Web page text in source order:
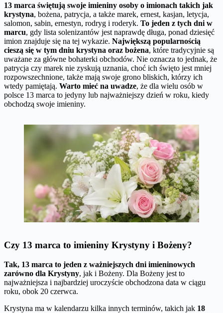
13 marca świętują swoje imieniny osoby o imionach takich jak
krystyna, bożena, patrycja, a także marek, ernest, kasjan, letycja,
salomon, sabin, ernestyn, rodryg i roderyk. To jeden z tych dni w
marcu, gdy lista solenizantów jest naprawdę długa, ponad dziesięć
imion znajduje się na tej wykazie. Największą popularnością
cieszą się w tym dniu krystyna oraz bożena, które tradycyjnie są
uważane za główne bohaterki obchodów. Nie oznacza to jednak, że
patrycja czy marek nie zyskują uznania, choć ich święto jest mniej
rozpowszechnione, także mają swoje grono bliskich, którzy ich
wtedy pamiętają. Warto mieć na uwadze, że dla wielu osób w
polsce 13 marca to jedyny lub najważniejszy dzień w roku, kiedy
obchodzą swoje imieniny.
Czy 13 marca to imieniny Krystyny i Bożeny?
Tak, 13 marca to jeden z ważniejszych dni imieninowych
zarówno dla Krystyny, jak i Bożeny. Dla Bożeny jest to
najważniejsza i najbardziej uroczyście obchodzona data w ciągu
roku, obok 20 czerwca.
Krystyna ma w kalendarzu kilka innych terminów, takich jak 18